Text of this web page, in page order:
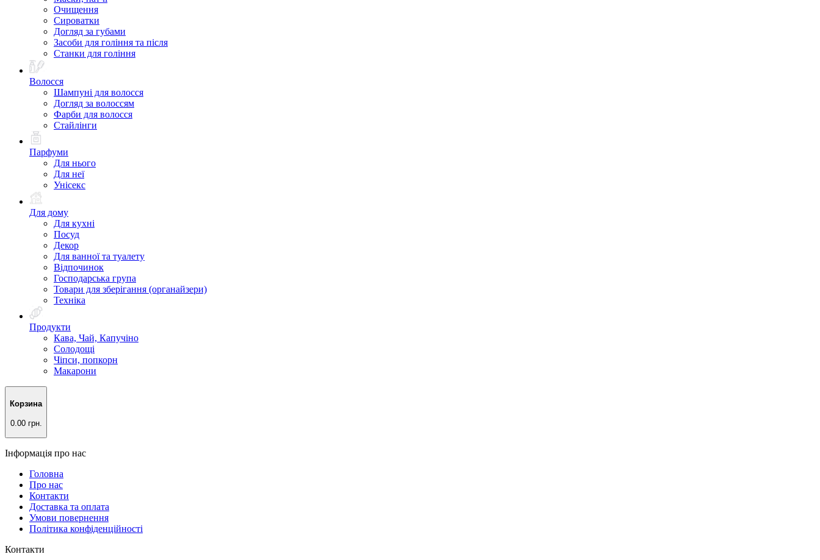
Очищення
Сироватки
Догляд за губами
Засоби для гоління та після
Станки для гоління
Волосся
Шампуні для волосся
Догляд за волоссям
Фарби для волосся
Стайлінги
Парфуми
Для нього
Для неї
Унісекс
Для дому
Для кухні
Посуд
Декор
Для ванної та туалету
Відпочинок
Господарська група
Товари для зберігання (органайзери)
Техніка
Продукти
Кава, Чай, Капучіно
Солодощі
Чіпси, попкорн
Макарони
Корзина
0.00 грн.
Інформація про нас
Головна
Про нас
Контакти
Доставка та оплата
Умови повернення
Політика конфіденційності
Контакти